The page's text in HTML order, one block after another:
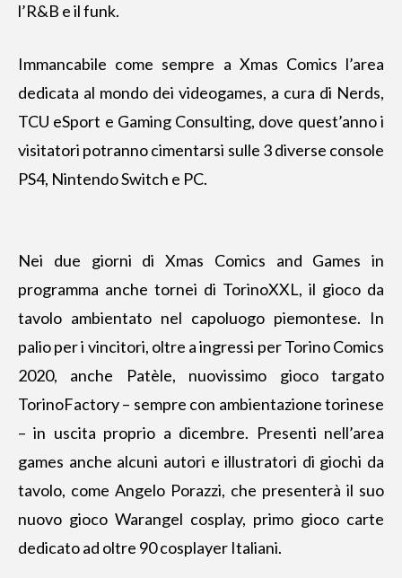
l’R&B e il funk.
Immancabile come sempre a Xmas Comics l’area
dedicata al mondo dei videogames, a cura di Nerds,
TCU eSport e Gaming Consulting, dove quest’anno i
visitatori potranno cimentarsi sulle 3 diverse console
PS4, Nintendo Switch e PC.
Nei due giorni di Xmas Comics and Games in
programma anche tornei di TorinoXXL, il gioco da
tavolo ambientato nel capoluogo piemontese. In
palio per i vincitori, oltre a ingressi per Torino Comics
2020, anche Patèle, nuovissimo gioco targato
TorinoFactory – sempre con ambientazione torinese
– in uscita proprio a dicembre. Presenti nell’area
games anche alcuni autori e illustratori di giochi da
tavolo, come Angelo Porazzi, che presenterà il suo
nuovo gioco Warangel cosplay, primo gioco carte
dedicato ad oltre 90 cosplayer Italiani.